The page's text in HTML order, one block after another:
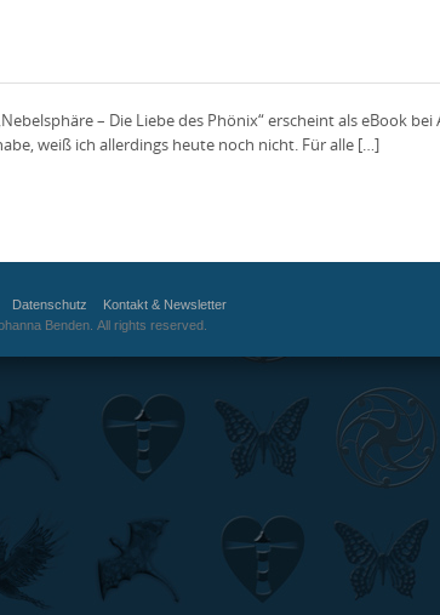
– Die Liebe des Phönix“ erscheint als eBook
weiß ich allerdings heute noch nicht. Für alle […]
Datenschutz
Kontakt & Newsletter
Benden. All rights reserved.